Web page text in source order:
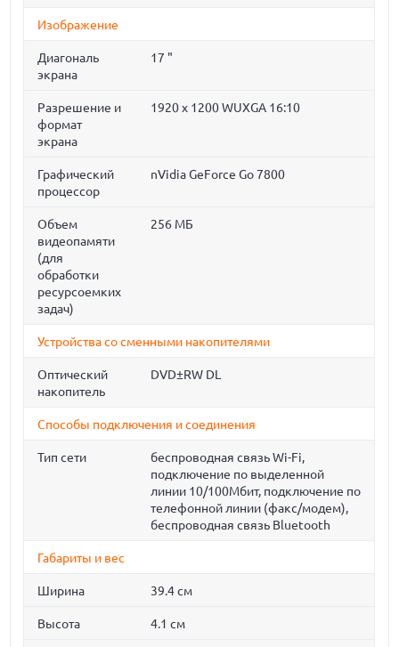
Изображение
Диагональ
экрана
17 "
Разрешение и
формат
экрана
1920 x 1200 WUXGA 16:10
Графический
процессор
nVidia GeForce Go 7800
Объем
видеопамяти
(для
обработки
ресурсоемких
задач)
256 МБ
Устройства со сменными накопителями
Оптический
накопитель
DVD±RW DL
Способы подключения и соединения
Тип сети
беспроводная связь Wi-Fi,
подключение по выделенной
линии 10/100Мбит, подключение по
телефонной линии (факс/модем),
беспроводная связь Bluetooth
Габариты и вес
Ширина 39.4 см
Высота 4.1 см